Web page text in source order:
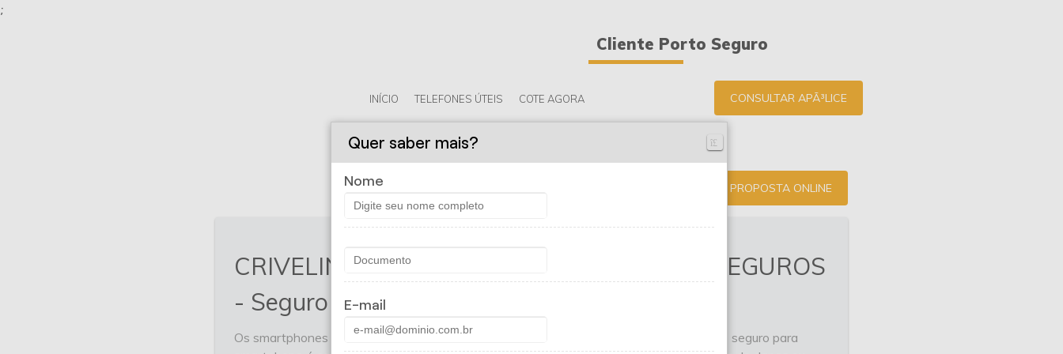
;
INÍCIO TELEFONES ÚTEIS COTE AGORA
Cliente Porto Seguro
CONSULTAR APÃ³LICE
PROPOSTA ONLINE
CRIVELIN FRANCO ADM CORRETORA DE SEGUROS
- Seguro Celular
Os smartphones estão cada vez mais indispensáveis para o nosso dia-a-dia. Por isso, o seguro para
Quer saber mais?
Nome
E-mail